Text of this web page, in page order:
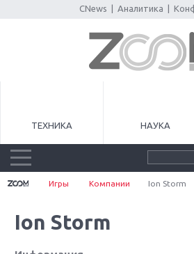
CNews Аналитика
ТЕХНИКА НАУКА
Игры Компании Ion Storm
Ion Storm